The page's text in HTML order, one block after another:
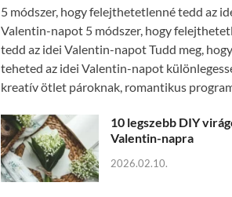
5 módszer, hogy felejthetetlenné tedd az
Valentin-napot 5 módszer, hogy
tedd az idei Valentin-napot Tudd meg,
teheted az idei Valentin-napot
kreatív ötlet pároknak, romantikus
10 legszebb DIY
Valentin-napra
2026.02.10.